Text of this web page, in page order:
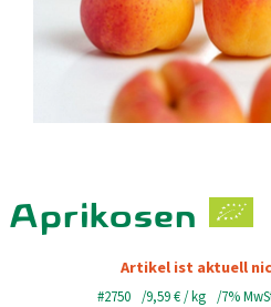
Kühltheke
GrüneWelt Bäckerei
Vorratskammer
Kosmetik
Haus, Garten, Tier & Co
Aprikosen
Artikel ist aktuell
#2750 9,59 €/ kg 7%